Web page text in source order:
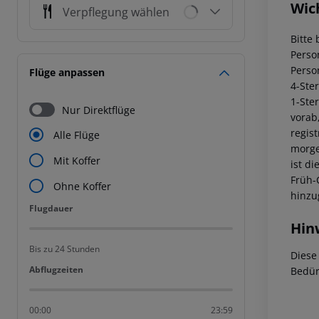
Verpflegung wählen
Flüge anpassen
Nur Direktflüge
Alle Flüge
Mit Koffer
Ohne Koffer
Flugdauer
Flugdauer
Bis zu 24 Stunden
Abflugzeiten
Abflugzeiten
00:00 23:59
Bitte
4-
1-
ist